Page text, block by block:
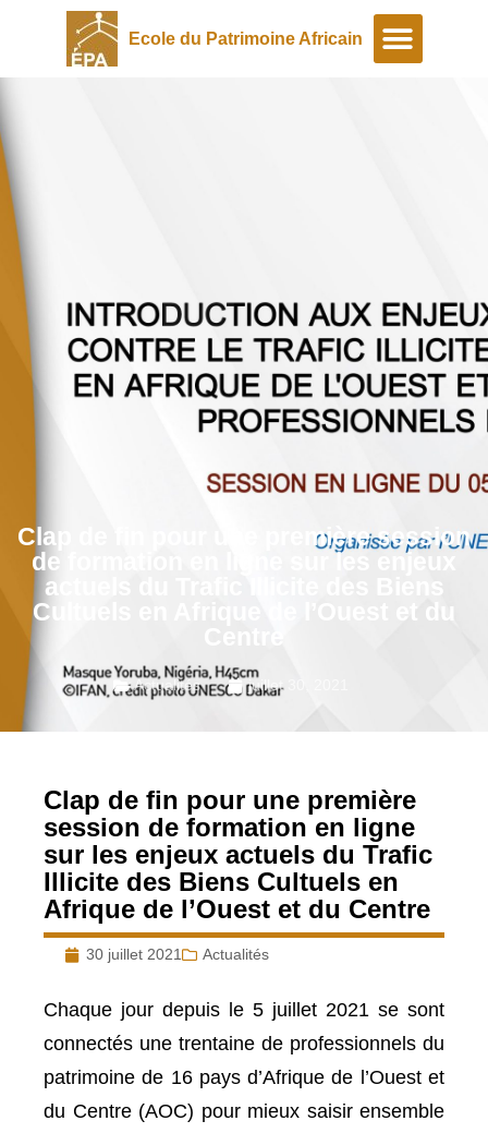
Ecole du Patrimoine Africain
Clap de fin pour une première session
de formation en ligne sur les enjeux
actuels du Trafic Illicite des Biens
Cultuels en Afrique de l’Ouest et du
Actualités juillet 30, 2021
Clap de fin pour une première
session de formation en ligne
sur les enjeux actuels du Trafic
Illicite des Biens Cultuels en
Afrique de l’Ouest et du Centre
30 juillet 2021 Actualités
Chaque jour depuis le 5 juillet 2021 se sont
connectés une trentaine de professionnels du
patrimoine de 16 pays d’Afrique de l’Ouest et
du Centre (AOC) pour mieux saisir ensemble